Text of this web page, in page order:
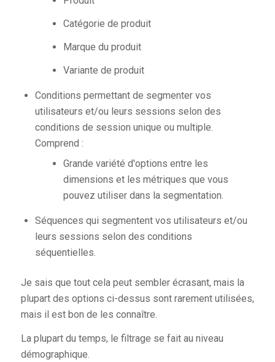
Catégorie de produit
Marque du produit
Variante de produit
Conditions permettant de segmenter vos
utilisateurs et/ou leurs sessions selon des
conditions de session unique ou multiple.
Comprend :
Grande variété d'options entre les
dimensions et les métriques que vous
pouvez utiliser dans la segmentation.
Séquences qui segmentent vos utilisateurs et/ou
leurs sessions selon des conditions
séquentielles.
Je sais que tout cela peut sembler écrasant, mais la
plupart des options ci-dessus sont rarement utilisées,
mais il est bon de les connaître.
La plupart du temps, le filtrage se fait au niveau
démographique.